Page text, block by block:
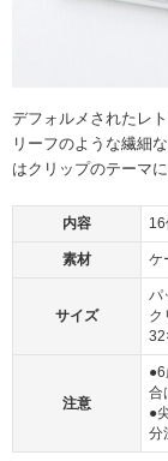
デフォルメされたレ
リーフのような繊細
はクリップのテーマ
内容 16
素材 ケ
サイズ
パ
ク
注意
合
●
分